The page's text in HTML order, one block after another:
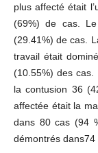
plus affecté était
(69%) de cas.
(29.41%) de cas.
travail était
(10.55%) des
la contusion 36
affectée était la
dans 80 cas (94
démontrés dans74